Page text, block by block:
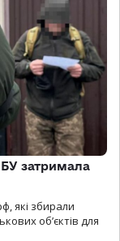
затримала
які збирали
об’єктів для